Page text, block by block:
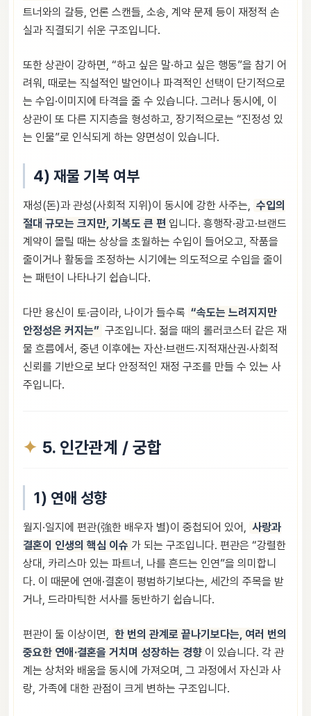
트너와의 갈등, 언론 스캔들, 소송, 계약 문제 등이 재정적 손
실과 직결되기 쉬운 구조입니다.
또한 상관이 강하면, “하고 싶은 말·하고 싶은 행동”을 참기 어
려워, 때로는 직설적인 발언이나 파격적인 선택이 단기적으로
는 수입·이미지에 타격을 줄 수 있습니다. 그러나 동시에, 이
상관이 또 다른 지지층을 형성하고, 장기적으로는 “진정성 있
는 인물”로 인식되게 하는 양면성이 있습니다.
4) 재물 기복 여부
재성(돈)과 관성(사회적 지위)이 동시에 강한 사주는, 수입의
절대 규모는 크지만, 기복도 큰 편 입니다. 흥행작·광고·브랜드
계약이 몰릴 때는 상상을 초월하는 수입이 들어오고, 작품을
줄이거나 활동을 조정하는 시기에는 의도적으로 수입을 줄이
는 패턴이 나타나기 쉽습니다.
다만 용신이 토·금이라, 나이가 들수록 “속도는 느려지지만
안정성은 커지는” 구조입니다. 젊을 때의 롤러코스터 같은 재
물 흐름에서, 중년 이후에는 자산·브랜드·지적재산권·사회적
신뢰를 기반으로 보다 안정적인 재정 구조를 만들 수 있는 사
주입니다.
5. 인간관계 / 궁합
1) 연애 성향
월지·일지에 편관(強한 배우자 별)이 중첩되어 있어, 사랑과
결혼이 인생의 핵심 이슈 가 되는 구조입니다. 편관은 “강렬한
상대, 카리스마 있는 파트너, 나를 흔드는 인연”을 의미합니
다. 이 때문에 연애·결혼이 평범하기보다는, 세간의 주목을 받
거나, 드라마틱한 서사를 동반하기 쉽습니다.
편관이 둘 이상이면, 한 번의 관계로 끝나기보다는, 여러 번의
중요한 연애·결혼을 거치며 성장하는 경향 이 있습니다. 각 관
계는 상처와 배움을 동시에 가져오며, 그 과정에서 자신과 사
랑, 가족에 대한 관점이 크게 변하는 구조입니다.